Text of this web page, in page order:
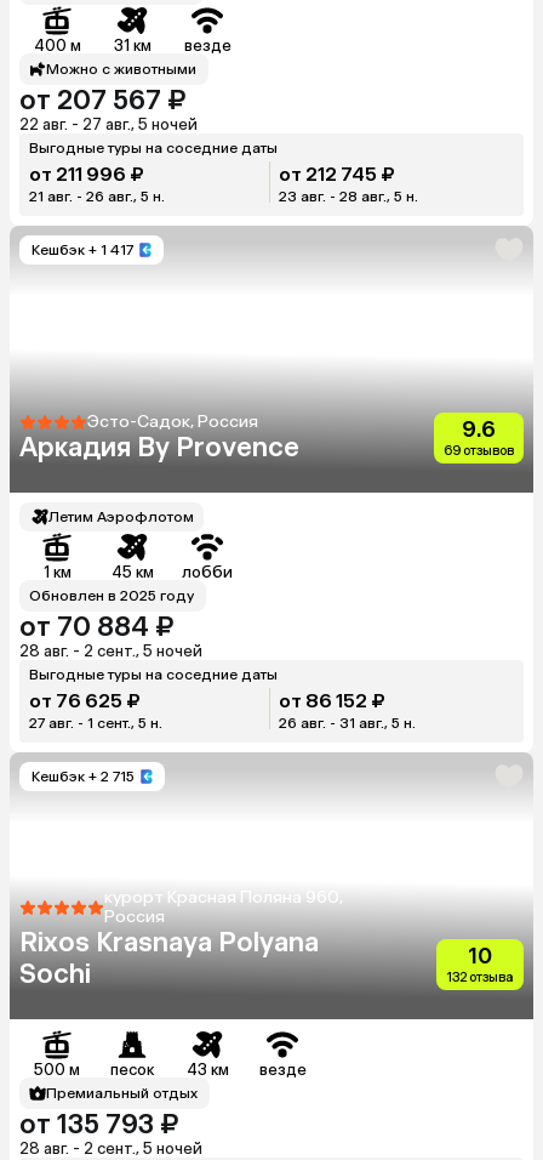
400 м 31 км везде
Можно с животными
от 207 567 ₽
22 авг. - 27 авг., 5 ночей
Выгодные туры на соседние даты
от 211 996 ₽
21 авг. - 26 авг., 5 н.
от 212 745 ₽
23 авг. - 28 авг., 5 н.
Кешбэк + 1 417
Эсто-Садок, Россия
Аркадия By Provence
9.6
69 отзывов
Летим Аэрофлотом
1 км 45 км лобби
Обновлен в 2025 году
от 70 884 ₽
28 авг. - 2 сент., 5 ночей
Выгодные туры на соседние даты
от 76 625 ₽
27 авг. - 1 сент., 5 н.
от 86 152 ₽
26 авг. - 31 авг., 5 н.
Кешбэк + 2 715
курорт Красная Поляна 960,
Россия
Rixos Krasnaya Polyana
Sochi
10
132 отзыва
500 м песок 43 км везде
Премиальный отдых
от 135 793 ₽
28 авг. - 2 сент., 5 ночей